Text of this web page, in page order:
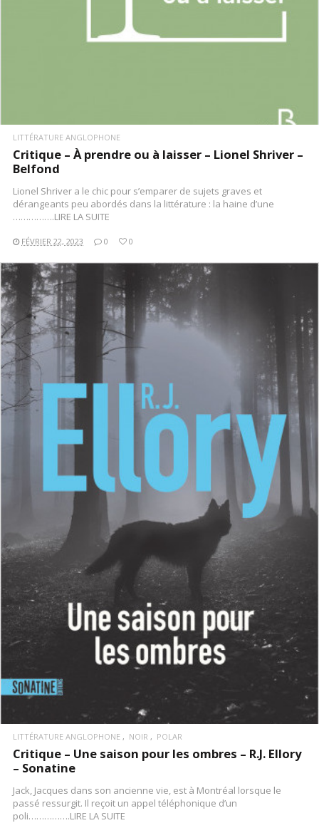
LITTÉRATURE ANGLOPHONE
Critique – À prendre ou à laisser – Lionel Shriver –
Belfond
Lionel Shriver a le chic pour s’emparer de sujets graves et
dérangeants peu abordés dans la littérature : la haine d’une
…………….LIRE LA SUITE
FÉVRIER 22, 2023 0 0
LIRE LA SUITE
LITTÉRATURE ANGLOPHONE NOIR POLAR
Critique – Une saison pour les ombres – R.J. Ellory
– Sonatine
Jack, Jacques dans son ancienne vie, est à Montréal lorsque le
passé ressurgit. Il reçoit un appel téléphonique d’un
poli…………….LIRE LA SUITE